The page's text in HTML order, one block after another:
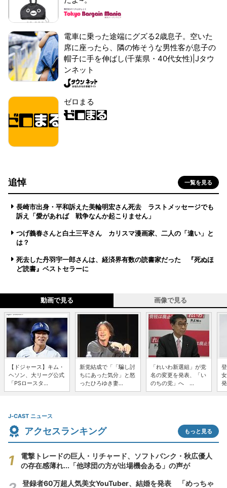
電車に乗った途端にグズる2歳息子。空いた
席に座ったら、隣の怖そうな男性客が息子の
帽子に手を伸ばし(千葉県・40代女性)|Jタウ
ンネット
ゼロまる
追悼 一覧を見る
長崎市出身・平和訴えた美輪明宏さん死去 ラストメッセージでも
訴え「愛があれば 戦争なんか起こりません」
つげ義春さんと白土三平さん カリスマ漫画家、二人の「違い」と
は？
死去した丹羽宇一郎さんは、経済界有数の読書家だった 『死ぬほ
ど読書』ベストセラーに
動画で見る 画像で見る
【ドジャース】キム・
ヘソン、大リーグ公式
「PSロースタ...
新党結成で「「騙し討
ちにあった気分」と怒
ったひろゆき妻...
「れいわ新選組」が党
名の変更を発表、「い
のちの党」へ ...
J-CAST ニュース
アクセスランキング もっと見る
電撃トレードの巨人・リチャード、ソフトバンク・秋広優人
の存在感薄れ...「他球団の方が出場機会ある」の声が
登録者60万超人気美女YouTuber、結婚を発表 「めっちゃ